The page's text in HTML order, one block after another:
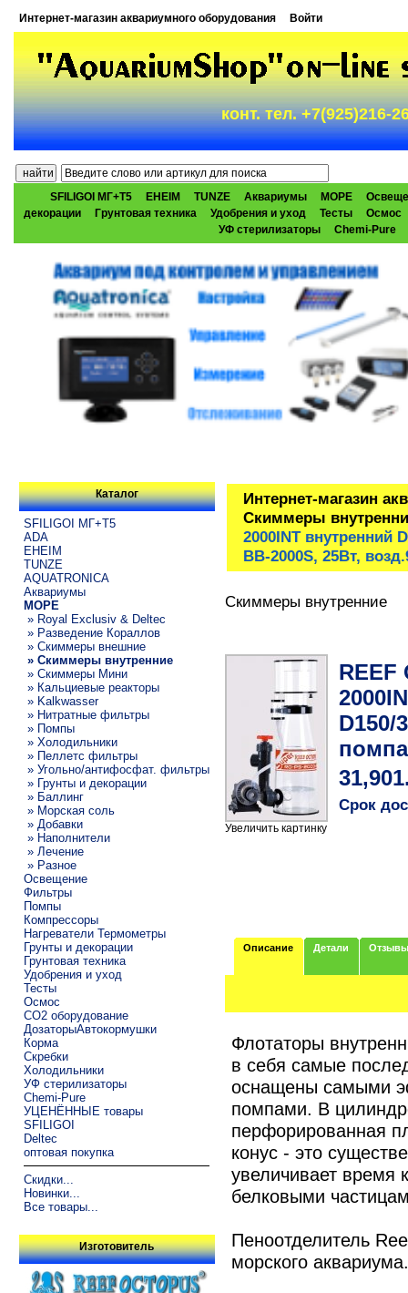
Интернет-магазин аквариумного оборудования Войти
конт. тел. +7(925)216-
SFILIGOI МГ+Т5 EHEIM TUNZE Аквариумы МОРЕ
декорации
Грунтовая техника Удобрения и уход Тесты
Осмос
УФ стерилизаторы
Chemi-Pure
Каталог
SFILIGOI МГ+Т5
ADA
EHEIM
TUNZE
AQUATRONICA
Аквариумы
МОРЕ
» Royal Exclusiv & Deltec
» Разведение Кораллов
» Скиммеры внешние
» Скиммеры внутренние
» Скиммеры Мини
» Кальциевые реакторы
» Kalkwasser
» Нитратные фильтры
» Помпы
» Холодильники
» Пеллетс фильтры
» Угольно/антифосфат. фильтры
» Грунты и декорации
» Баллинг
» Морская соль
» Добавки
» Наполнители
» Лечение
» Разное
Освещение
Фильтры
Помпы
Компрессоры
Нагреватели Термометры
Грунты и декорации
Грунтовая техника
Удобрения и уход
Тесты
Осмос
CO2 оборудование
ДозаторыАвтокормушки
Корма
Скребки
Холодильники
УФ стерилизаторы
Chemi-Pure
УЦЕНЁННЫЕ товары
SFILIGOI
Deltec
оптовая покупка
Скидки...
Новинки...
Все товары...
Изготовитель
Интернет-магазин
Скиммеры
2000INT внутренний
BB-2000S, 25Вт,
Скиммеры внутренние
Увеличить картинку
REEF
D150/
Срок
Описание Детали Отзывы
Флотаторы
в себя самые
оснащены самыми
помпами. В
перфорированная
конус - это
увеличивает время
белковыми
Пеноотделитель
морского аквариума.